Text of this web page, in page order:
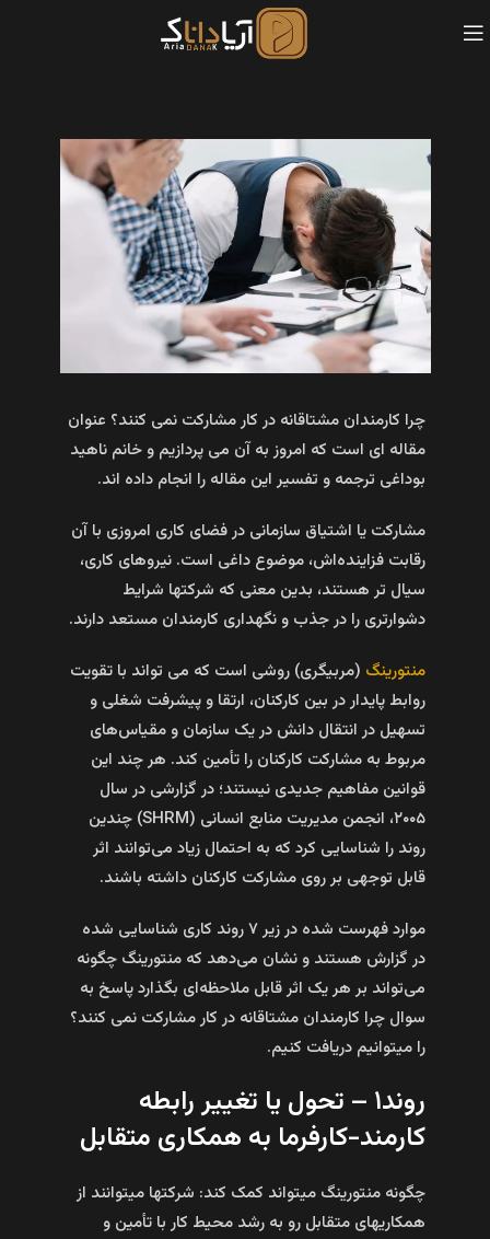
چرا کارمندان مشتاقانه در کار مشارکت نمی کنند؟ عنوان
مقاله ای است که امروز به آن می پردازیم و خانم ناهید
بوداغی ترجمه و تفسیر این مقاله را انجام داده اند.
مشارکت یا اشتیاق سازمانی در فضای کاری امروزی با آن
رقابت فزاینده‌اش، موضوع داغی است. نیروهای کاری،
سیال­ تر هستند، بدین معنی که شرکت­ها شرایط
دشوارتری را در جذب و نگهداری کارمندان مستعد دارند.
منتورینگ (مربیگری) روشی است که می‌ تواند با تقویت
روابط پایدار در بین کارکنان، ارتقا و پیشرفت شغلی و
تسهیل در انتقال دانش در یک سازمان و مقیاس‌های
مربوط به مشارکت کارکنان را تأمین کند. هر چند این
قوانین مفاهیم جدیدی نیستند؛ در گزارشی در سال
۲۰۰۵، انجمن مدیریت منابع انسانی (SHRM) چندین
روند را شناسایی کرد که به احتمال زیاد می‌‌توانند اثر
قابل توجهی بر روی مشارکت کارکنان داشته باشند.
موارد فهرست شده در زیر ۷ روند کاری شناسایی شده
در گزارش هستند و نشان می‌دهد که منتورینگ چگونه
می‌تواند بر هر یک اثر قابل ملاحظه‌ای بگذارد پاسخ به
سوال چرا کارمندان مشتاقانه در کار مشارکت نمی کنند؟
را میتوانیم دریافت کنیم.
روند۱ – تحول یا تغییر رابطه
کارمند-کارفرما به همکاری­ متقابل
چگونه منتورینگ می­تواند کمک کند: شرکت­ها می­توانند از
همکاری­های متقابل رو به رشد محیط کار با تأمین و